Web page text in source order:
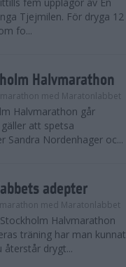
fem upplagor av En
Tjejmilen. För dryga 12
fo...
Halvmarathon
med Maratonlabbet
Halvmarathon går
att spetsa
Sandra Nordenhager oc...
adepter
med Maratonlabbet
Halvmarathon
träning har man kunnat
drygt...